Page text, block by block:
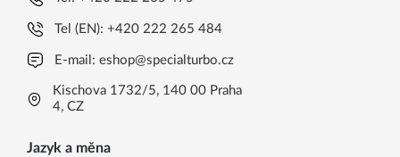
Tel (EN):+420 222 265 484
E-mail:eshop@specialturbo.cz
Kischova 1732/5, 140 00 Praha
4, CZ
Jazyk a měna